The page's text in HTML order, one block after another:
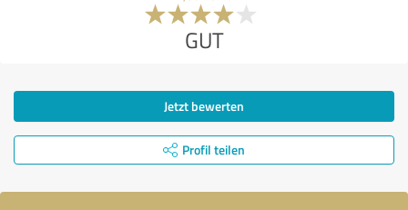
GUT
Jetzt bewerten
Profil teilen